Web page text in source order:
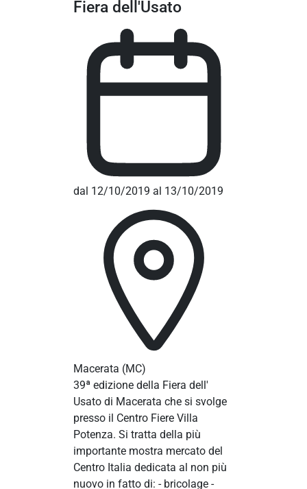
Fiera dell'Usato
dal 12/10/2019 al 13/10/2019
Macerata (MC)
39ª edizione della Fiera dell'
Usato di Macerata che si svolge
presso il Centro Fiere Villa
Potenza. Si tratta della più
importante mostra mercato del
Centro Italia dedicata al non più
nuovo in fatto di: - bricolage -